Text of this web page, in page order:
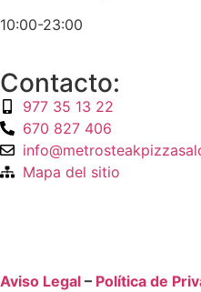
10:00-23:00
Contacto:
977 35 13 22
670 827 406
Mapa del sitio
Aviso Legal – Política de